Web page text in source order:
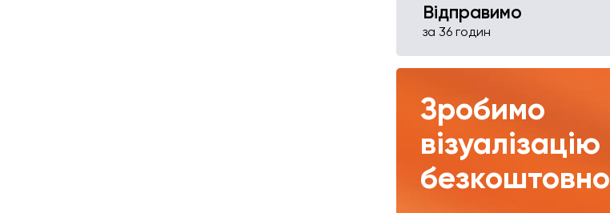
Відправимо
за 36 годин
Зробимо
візуалізацію
безкоштовно